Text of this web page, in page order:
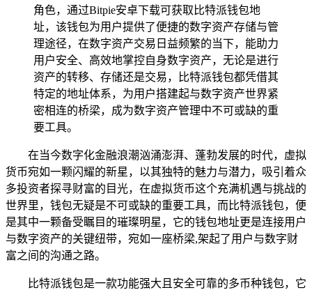
角色，通过Bitpie安卓下载可获取比特派钱包地
址，该钱包为用户提供了便捷的数字资产存储与管
理途径，在数字资产交易日益频繁的当下，能助力
用户安全、高效地掌控自身数字资产，无论是进行
资产的转移、存储还是交易，比特派钱包都凭借其
特定的地址体系，为用户搭建起与数字资产世界紧
密相连的桥梁，成为数字资产管理中不可或缺的重
要工具。
在当今数字化金融浪潮汹涌澎湃、蓬勃发展的时代，虚拟
货币宛如一颗闪耀的新星，以其独特的魅力与潜力，吸引着众
多投资者探寻财富的目光，在虚拟货币这个充满机遇与挑战的
世界里，钱包无疑是不可或缺的重要工具，而比特派钱包，便
是其中一颗备受瞩目的璀璨明星，它的钱包地址更是连接用户
与数字资产的关键纽带，宛如一座桥梁,架起了用户与数字财
富之间的沟通之路。
比特派钱包是一款功能强大且安全可靠的多币种钱包，它